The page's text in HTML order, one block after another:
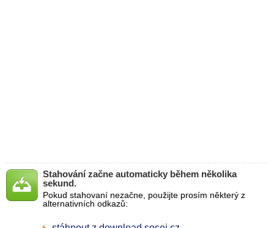
Stahování začne automaticky během několika
sekund.
Pokud stahovaní nezačne, použijte prosím některý z
alternativních odkazů: